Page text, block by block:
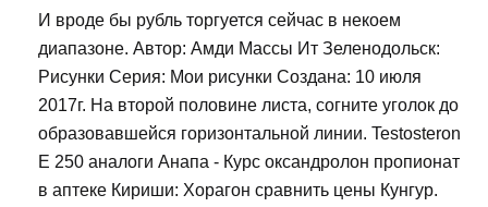
И вроде бы рубль торгуется сейчас в некоем
диапазоне. Автор: Амди Массы Ит Зеленодольск:
Рисунки Серия: Мои рисунки Создана: 10 июля
2017г. На второй половине листа, согните уголок до
образовавшейся горизонтальной линии. Testosteron
E 250 аналоги Анапа - Курс оксандролон пропионат
в аптеке Кириши: Хорагон сравнить цены Кунгур.